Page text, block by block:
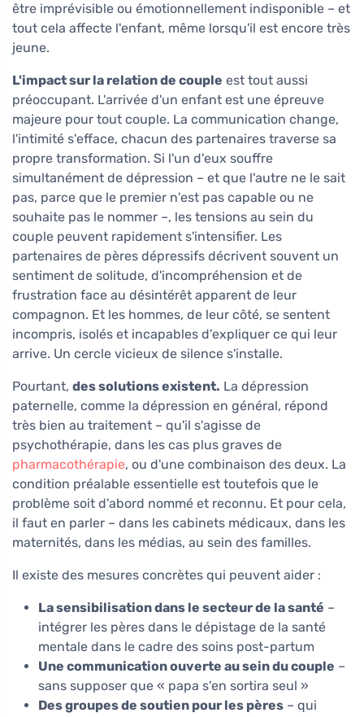
être imprévisible ou émotionnellement indisponible – et
tout cela affecte l'enfant, même lorsqu'il est encore très
jeune.
L'impact sur la relation de couple est tout aussi
préoccupant. L'arrivée d'un enfant est une épreuve
majeure pour tout couple. La communication change,
l'intimité s'efface, chacun des partenaires traverse sa
propre transformation. Si l'un d'eux souffre
simultanément de dépression – et que l'autre ne le sait
pas, parce que le premier n'est pas capable ou ne
souhaite pas le nommer –, les tensions au sein du
couple peuvent rapidement s'intensifier. Les
partenaires de pères dépressifs décrivent souvent un
sentiment de solitude, d'incompréhension et de
frustration face au désintérêt apparent de leur
compagnon. Et les hommes, de leur côté, se sentent
incompris, isolés et incapables d'expliquer ce qui leur
arrive. Un cercle vicieux de silence s'installe.
Pourtant, des solutions existent. La dépression
paternelle, comme la dépression en général, répond
très bien au traitement – qu'il s'agisse de
psychothérapie, dans les cas plus graves de
pharmacothérapie, ou d'une combinaison des deux. La
condition préalable essentielle est toutefois que le
problème soit d'abord nommé et reconnu. Et pour cela,
il faut en parler – dans les cabinets médicaux, dans les
maternités, dans les médias, au sein des familles.
Il existe des mesures concrètes qui peuvent aider :
La sensibilisation dans le secteur de la santé –
intégrer les pères dans le dépistage de la santé
mentale dans le cadre des soins post-partum
Une communication ouverte au sein du couple –
sans supposer que « papa s'en sortira seul »
Des groupes de soutien pour les pères – qui